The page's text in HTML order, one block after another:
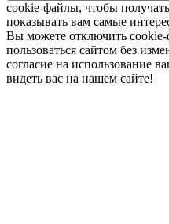
cookie-файлы, чтобы
показывать вам самые
Вы можете отключить
пользоваться сайтом без
согласие на использование
видеть вас на нашем сайте!